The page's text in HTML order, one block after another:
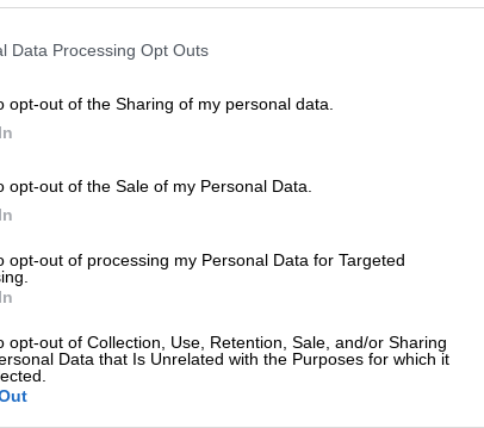
Data Processing Opt Outs
opt-out of the Sharing of my personal data.
opt-out of the Sale of my Personal Data.
opt-out of processing my Personal Data for Targeted
opt-out of Collection, Use, Retention, Sale, and/or Sharing
Data that Is Unrelated with the Purposes for which it
δίπλα στην οικογένειά της και τους
. Δίπλα στον αγαπημένο της
Βικτώρια, το πρώην μοντέλο και
να μην κάνει διακοπές σε κάποιο
όπως συνήθιζαν να κάνουν
εκείνη, ήρθαν φέτος, στην Αθήνα,
τους ανθρώπους που αγαπά περισσότερο